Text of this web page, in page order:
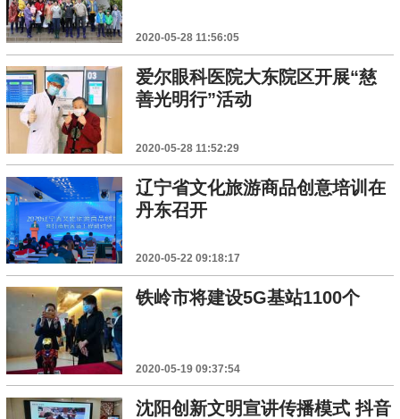
2020-05-28 11:56:05
爱尔眼科医院大东院区开展“慈
善光明行”活动
2020-05-28 11:52:29
辽宁省文化旅游商品创意培训在
丹东召开
2020-05-22 09:18:17
铁岭市将建设5G基站1100个
2020-05-19 09:37:54
沈阳创新文明宣讲传播模式 抖音